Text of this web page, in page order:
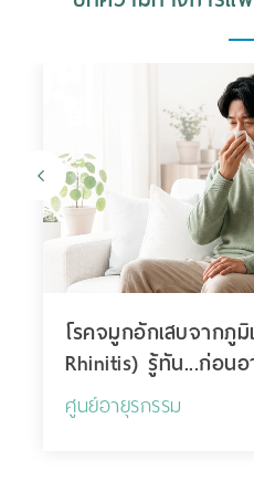
มิแพ้ (Allergic
อาการรบกวนชีวิต